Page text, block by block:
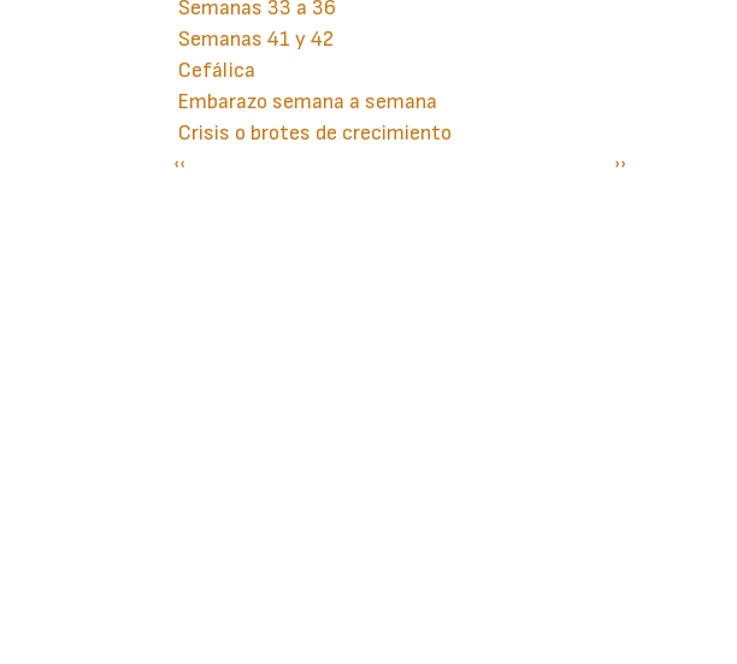
Semanas 33 a 36
Semanas 41 y 42
Cefálica
Embarazo semana a semana
Crisis o brotes de crecimiento
Paginación
Página
‹‹
Siguiente
››